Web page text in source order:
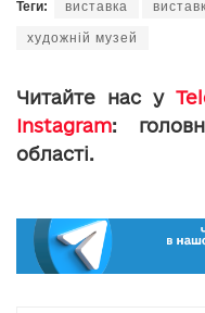
Теги: виставка
художній музей
Читайте нас у
Instagram:
області.